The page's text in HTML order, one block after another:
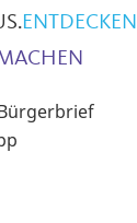
ENTDECKEN